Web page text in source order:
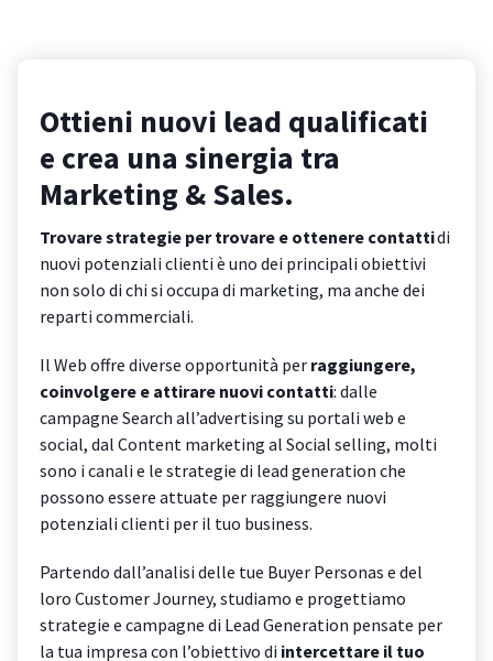
Ottieni nuovi lead qualificati
e crea una sinergia tra
Marketing & Sales.
Trovare strategie per trovare e ottenere contattidi
nuovi potenziali clienti è uno dei principali obiettivi
non solo di chi si occupa di marketing, ma anche dei
reparti commerciali.
Il Web offre diverse opportunità per raggiungere,
coinvolgere e attirare nuovi contatti: dalle
campagne Search all’advertising su portali web e
social, dal Content marketing al Social selling, molti
sono i canali e le strategie di lead generation che
possono essere attuate per raggiungere nuovi
potenziali clienti per il tuo business.
Partendo dall’analisi delle tue Buyer Personas e del
loro Customer Journey, studiamo e progettiamo
strategie e campagne di Lead Generation pensate per
la tua impresa con l’obiettivo di intercettare il tuo